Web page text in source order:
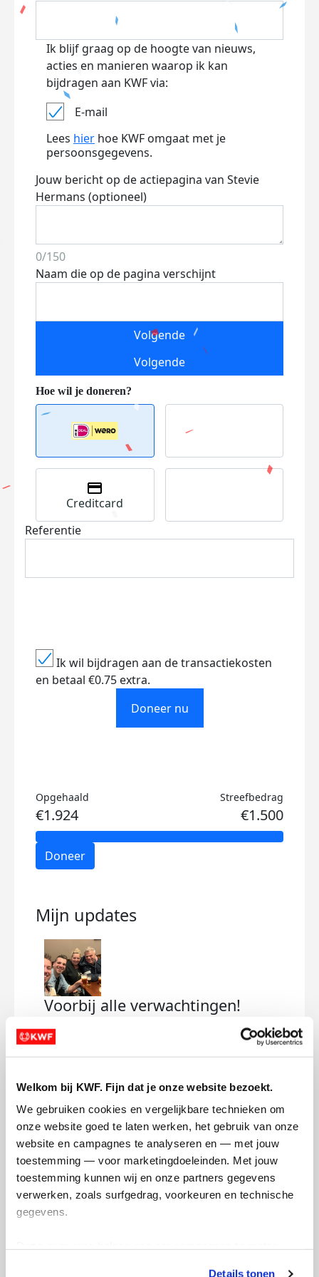
Welkom bij KWF. Fijn dat je onze website bezoekt.
We gebruiken cookies en vergelijkbare technieken om
onze website goed te laten werken, het gebruik van onze
website en campagnes te analyseren en — met jouw
toestemming — voor marketingdoeleinden. Met jouw
toestemming kunnen wij en onze partners gegevens
verwerken, zoals surfgedrag, voorkeuren en technische
gegevens.
Details tonen
Ik blijf graag op de hoogte van nieuws,
acties en manieren waarop ik kan
bijdragen aan KWF via:
E-mail
Lees hier hoe KWF omgaat met je
persoonsgegevens.
Jouw bericht op de actiepagina van Stevie
Hermans (optioneel)
0/150
Naam die op de pagina verschijnt
Volgende
Volgende
Creditcard
Referentie
Ik wil bijdragen aan de transactiekosten
en betaal €0.75 extra.
Doneer nu
Opgehaald
€1.924
Streefbedrag
€1.500
Doneer
Mijn updates
Voorbij alle verwachtingen!
dinsdag 26 mei 2026
echt fantastisch!
Bedankt voor alle support.
Naast dat we al een mooi bedrag hebben
opgehaald, wil ik ook een mooie tijd
neerzetten en wordt er hard getraind.
Ook namens mijn vader, heel erg bedankt!
Stevie's badges